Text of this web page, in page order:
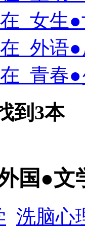
女生
外语
青春
到3本
国●文
洗脑心